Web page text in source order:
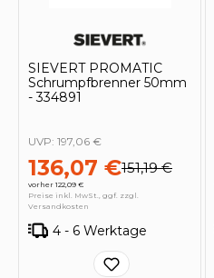
SIEVERT PROMATIC
Schrumpfbrenner 50mm
- 334891
136,07 €151,19 €
vorher 122,09 €
UVP: 197,06 €
Preise inkl. MwSt., ggf. zzgl.
Versandkosten
4 - 6 Werktage